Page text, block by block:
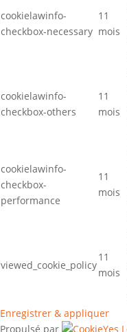
cookielawinfo-
checkbox-necessary
11
mois
cookielawinfo-
checkbox-others
11
mois
cookielawinfo-
checkbox-
performance
11
mois
viewed_cookie_policy
11
mois
Enregistrer & appliquer
Propulsé par